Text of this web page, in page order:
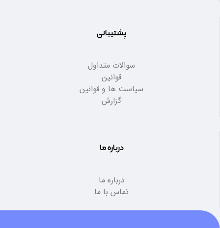
پشتیبانی
سوالات متداول
قوانین
سیاست ها و قوانین
گزارش
درباره ما
درباره ما
تماس با ما